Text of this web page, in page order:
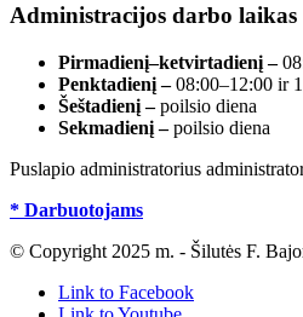
Administracijos darbo laikas
Pirmadienį–ketvirtadienį –
Penktadienį –08:00–12:00 ir
Šeštadienį –poilsio diena
Sekmadienį –poilsio diena
Puslapio administratorius
* Darbuotojams
© Copyright 2025 m. - Šilutės F.
Link to Facebook